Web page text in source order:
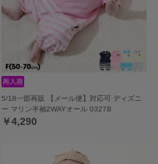
5/18一部再販 【メール便】対応可 ディズニ
ー マリン半袖2WAYオール 0327B
￥4,290